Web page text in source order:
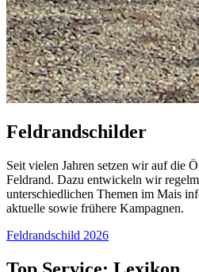
Feldrandschilder
Seit vielen Jahren setzen wir auf die
Feldrand. Dazu entwickeln wir
unterschiedlichen Themen im Mais
aktuelle sowie frühere Kampagnen.
Feldrandschild 2026